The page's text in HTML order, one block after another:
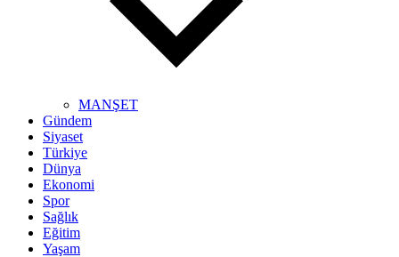
MANŞET
Gündem
Siyaset
Türkiye
Dünya
Ekonomi
Spor
Sağlık
Eğitim
Yaşam